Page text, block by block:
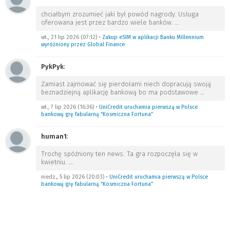
chciałbym zrozumieć jaki był powód nagrody. Usługa
oferowana jest przez bardzo wiele banków. …
wt., 21 lip 2026 (07:12) • Zakup eSIM w aplikacji Banku Millennium
wyróżniony przez Global Finance
PykPyk:
Zamiast zajmować się pierdołami niech dopracują swoją
beznadziejną aplikację bankową bo ma podstawowe …
wt., 7 lip 2026 (16:36) • UniCredit uruchamia pierwszą w Polsce
bankową grę fabularną “Kosmiczna Fortuna”
human1:
Trochę spóźniony ten news. Ta gra rozpoczęła się w
kwietniu. …
niedz., 5 lip 2026 (20:03) • UniCredit uruchamia pierwszą w Polsce
bankową grę fabularną “Kosmiczna Fortuna”